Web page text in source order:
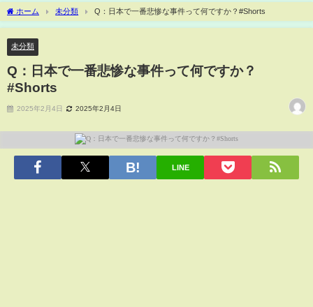
ホーム 未分類 Q：日本で一番悲惨な事件って何ですか？#Shorts
未分類
Q：日本で一番悲惨な事件って何ですか？
#Shorts
2025年2月4日 2025年2月4日
LINE